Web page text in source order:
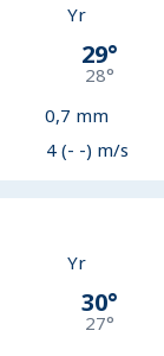
Yr
29°
28°
0,7 mm
4 (- -) m/s
Yr
30°
27°